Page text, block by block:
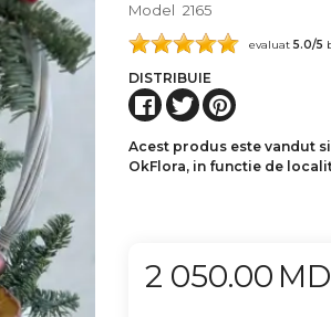
Model 2165
evaluat5.0/5
DISTRIBUIE
Acest produs este vandut
OkFlora, in functie de
2 050.00